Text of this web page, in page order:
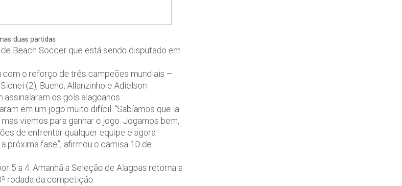
duas partidas
Beach Soccer que está sendo disputado em
com o reforço de três campeões mundiais –
(2), Bueno, Allanzinho e Adielson
os gols alagoanos.
em um jogo muito difícil. “Sabíamos que ia
viemos para ganhar o jogo. Jogamos bem,
de enfrentar qualquer equipe e agora
próxima fase”, afirmou o camisa 10 de
5 a 4. Amanhã a Seleção de Alagoas retorna a
rodada da competição.